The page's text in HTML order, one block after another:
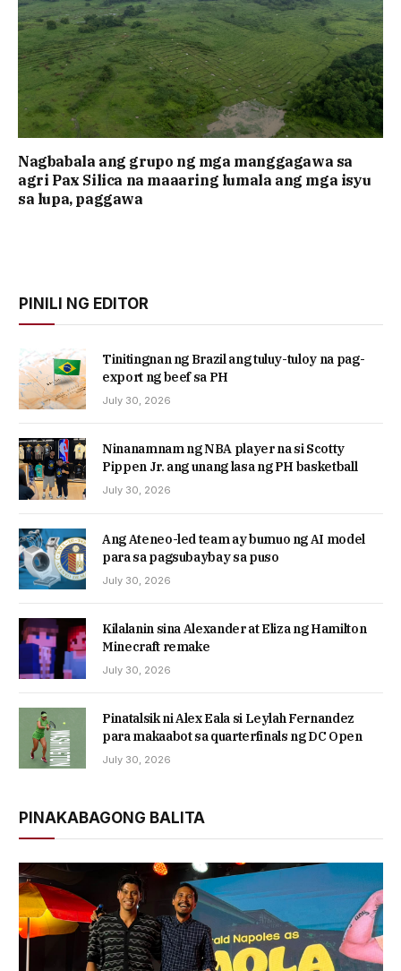
Nagbabala ang grupo ng mga manggagawa sa
agri Pax Silica na maaaring lumala ang mga isyu
sa lupa, paggawa
PINILI NG EDITOR
Tinitingnan ng Brazil ang tuluy-tuloy na pag-
export ng beef sa PH
July 30, 2026
Ninanamnam ng NBA player na si Scotty
Pippen Jr. ang unang lasa ng PH basketball
July 30, 2026
Ang Ateneo-led team ay bumuo ng AI model
para sa pagsubaybay sa puso
July 30, 2026
Kilalanin sina Alexander at Eliza ng Hamilton
Minecraft remake
July 30, 2026
Pinatalsik ni Alex Eala si Leylah Fernandez
para makaabot sa quarterfinals ng DC Open
July 30, 2026
PINAKABAGONG BALITA